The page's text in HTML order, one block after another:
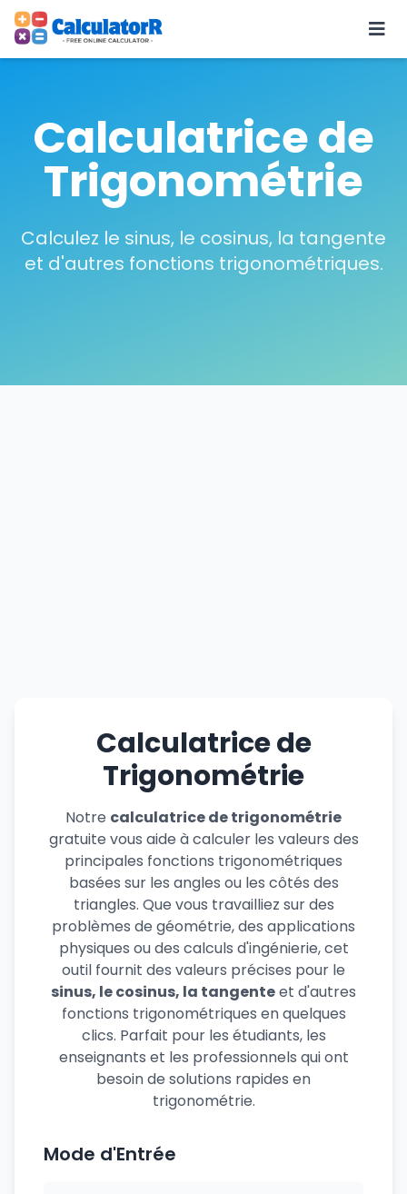
Calculatrice de
Trigonométrie
Calculez le sinus, le cosinus, la tangente
et d'autres fonctions trigonométriques.
Calculatrice de
Trigonométrie
Notre calculatrice de trigonométrie
gratuite vous aide à calculer les valeurs des
principales fonctions trigonométriques
basées sur les angles ou les côtés des
triangles. Que vous travailliez sur des
problèmes de géométrie, des applications
physiques ou des calculs d'ingénierie, cet
outil fournit des valeurs précises pour le
sinus, le cosinus, la tangenteet d'autres
fonctions trigonométriques en quelques
clics. Parfait pour les étudiants, les
enseignants et les professionnels qui ont
besoin de solutions rapides en
trigonométrie.
Mode d'Entrée